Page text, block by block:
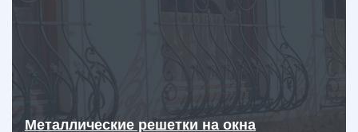
Металлические решетки на окна